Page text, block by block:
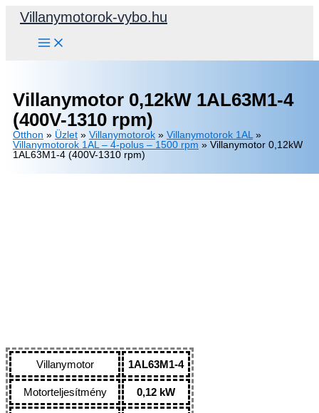
SkipVillanymotorok-vybo.hu
Villanymotor 0,12kW 1AL63M1-4
(400V-1310 rpm)
Otthon » Üzlet » Villanymotorok » Villanymotorok 1AL »
Villanymotorok 1AL – 4-polus – 1500 rpm » Villanymotor 0,12kW
1AL63M1-4 (400V-1310 rpm)
Villanymotor 1AL63M1-4
Motorteljesítmény 0,12 kW